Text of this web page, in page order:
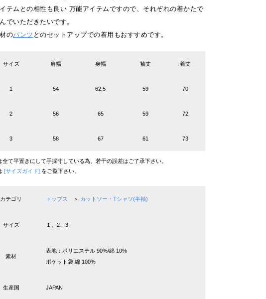
テムとの相性も良い 万能アイテムですので、それぞれの着かたで
でいただきたいです。
のパンツ とのセットアップでの着用もおすすめです。
サイズ 肩幅 身幅 袖丈 着丈
1 54 62.5 59 70
2 56 65 59 72
3 58 67 61 73
全て平置きにして手採寸している為、若干の誤差はご了承下さい。
[サイズガイド] をご覧下さい。
カテゴリ トップス ＞ カットソー・Tシャツ(半袖)
サイズ １、2、3
素材
表地：ポリエステル 90%/綿 10%
ポケット袋:綿 100%
生産国 JAPAN